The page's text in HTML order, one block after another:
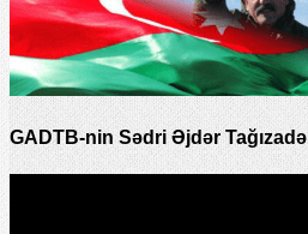
GADTB-nin Sədri Əjdər Tağızadə